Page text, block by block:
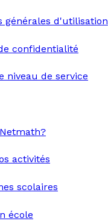
générales d'utilisation
confidentialité
niveau de service
activités
scolaires
école